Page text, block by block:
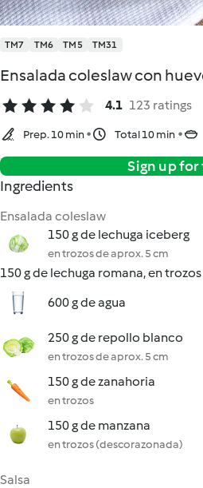
TM7 TM6 TM5 TM31
Ensalada coleslaw con
4.1 123 ratings
Prep. 10 min Total 10 min
Sign up for
Ingredients
Ensalada coleslaw
150 g de lechuga iceberg
en trozos de aprox. 5 cm
150 g de lechuga romana, en trozos
600 g de agua
250 g de repollo blanco
en trozos de aprox. 5 cm
150 g de zanahoria
en trozos
150 g de manzana
en trozos (descorazonada)
Salsa